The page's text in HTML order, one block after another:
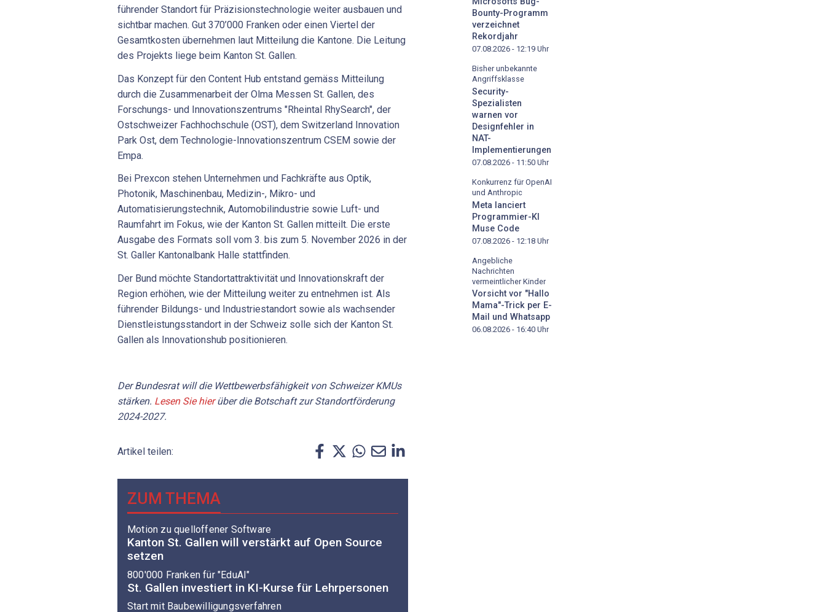
führender Standort für Präzisionstechnologie weiter ausbauen und
sichtbar machen. Gut 370’000 Franken oder einen Viertel der
Gesamtkosten übernehmen laut Mitteilung die Kantone. Die Leitung
des Projekts liege beim Kanton St. Gallen.
Das Konzept für den Content Hub entstand gemäss Mitteilung
durch die Zusammenarbeit der Olma Messen St. Gallen, des
Forschungs- und Innovationszentrums "Rheintal RhySearch", der
Ostschweizer Fachhochschule (OST), dem Switzerland Innovation
Park Ost, dem Technologie-Innovationszentrum CSEM sowie der
Empa.
Bei Prexcon stehen Unternehmen und Fachkräfte aus Optik,
Photonik, Maschinenbau, Medizin-, Mikro- und
Automatisierungstechnik, Automobilindustrie sowie Luft- und
Raumfahrt im Fokus, wie der Kanton St. Gallen mitteilt. Die erste
Ausgabe des Formats soll vom 3. bis zum 5. November 2026 in der
St. Galler Kantonalbank Halle stattfinden.
Der Bund möchte Standortattraktivität und Innovationskraft der
Region erhöhen, wie der Mitteilung weiter zu entnehmen ist. Als
führender Bildungs- und Industriestandort sowie als wachsender
Dienstleistungsstandort in der Schweiz solle sich der Kanton St.
Gallen als Innovationshub positionieren.
Der Bundesrat will die Wettbewerbsfähigkeit von Schweizer KMUs
stärken. Lesen Sie hierüber die Botschaft zur Standortförderung
2024-2027.
Artikel teilen:
ZUM THEMA
Motion zu quelloffener Software
Kanton St. Gallen will verstärkt auf Open Source
setzen
800'000 Franken für "EduAI"
St. Gallen investiert in KI-Kurse für Lehrpersonen
Start mit Baubewilligungsverfahren
Bounty-Programm
verzeichnet
Rekordjahr
07.08.2026 - 12:19 Uhr
Bisher unbekannte
Angriffsklasse
Security-
Spezialisten
warnen vor
Designfehler in
NAT-
Implementierungen
07.08.2026 - 11:50 Uhr
Konkurrenz für OpenAI
und Anthropic
Meta lanciert
Programmier-KI
Muse Code
07.08.2026 - 12:18 Uhr
Angebliche
Nachrichten
vermeintlicher Kinder
Vorsicht vor "Hallo
Mama"-Trick per E-
Mail und Whatsapp
06.08.2026 - 16:40 Uhr